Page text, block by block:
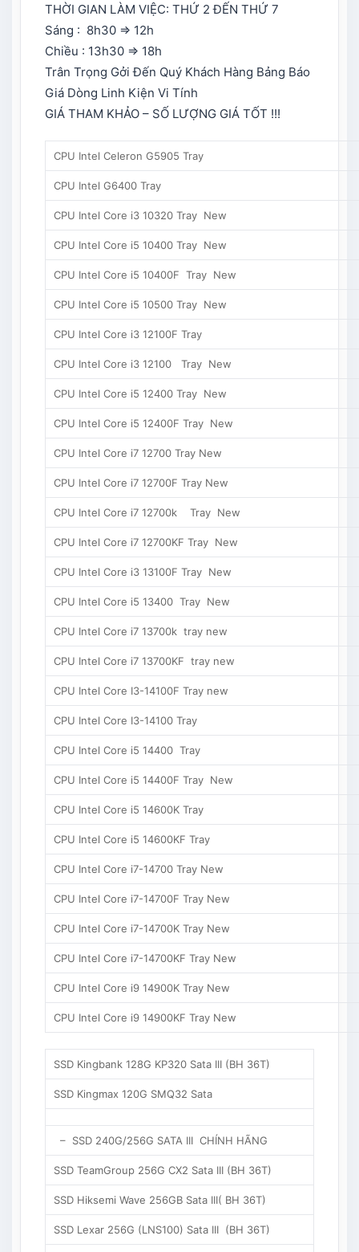
THỜI GIAN LÀM VIỆC: THỨ 2 ĐẾN THỨ 7
Sáng : 8h30 => 12h
Chiều : 13h30 => 18h
Trân Trọng Gởi Đến Quý Khách Hàng Bảng Báo
Giá Dòng Linh Kiện Vi Tính
GIÁ THAM KHẢO – SỐ LƯỢNG GIÁ TỐT !!!
CPU Intel Celeron G5905 Tray
CPU Intel G6400 Tray
CPU Intel Core i3 10320 Tray New
CPU Intel Core i5 10400 Tray New
CPU Intel Core i5 10400F Tray New
CPU Intel Core i5 10500 Tray New
CPU Intel Core i3 12100F Tray
CPU Intel Core i3 12100 Tray New
CPU Intel Core i5 12400 Tray New
CPU Intel Core i5 12400F Tray New
CPU Intel Core i7 12700 Tray New
CPU Intel Core i7 12700F Tray New
CPU Intel Core i7 12700k Tray New
CPU Intel Core i7 12700KF Tray New
CPU Intel Core i3 13100F Tray New
CPU Intel Core i5 13400 Tray New
CPU Intel Core i7 13700k tray new
CPU Intel Core i7 13700KF tray new
CPU Intel Core I3-14100F Tray new
CPU Intel Core I3-14100 Tray
CPU Intel Core i5 14400 Tray
CPU Intel Core i5 14400F Tray New
CPU Intel Core i5 14600K Tray
CPU Intel Core i5 14600KF Tray
CPU Intel Core i7-14700 Tray New
CPU Intel Core i7-14700F Tray New
CPU Intel Core i7-14700K Tray New
CPU Intel Core i7-14700KF Tray New
CPU Intel Core i9 14900K Tray New
CPU Intel Core i9 14900KF Tray New
SSD Kingbank 128G KP320 Sata III (BH 36T)
SSD Kingmax 120G SMQ32 Sata
– SSD 240G/256G SATA III CHÍNH HÃNG
SSD TeamGroup 256G CX2 Sata III (BH 36T)
SSD Hiksemi Wave 256GB Sata III( BH 36T)
SSD Lexar 256G (LNS100) Sata III (BH 36T)